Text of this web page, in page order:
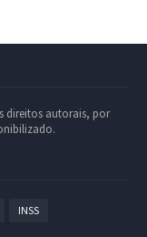
direitos autorais, por
INSS